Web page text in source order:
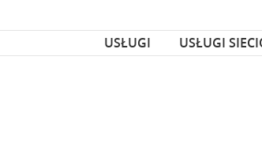
czcionkaczcionka
USŁUGI
USŁUGI